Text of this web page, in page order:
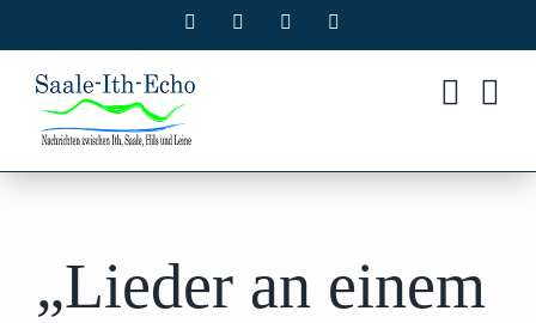
Inhalt
springen
Facebook Instagram
„Lieder an einem